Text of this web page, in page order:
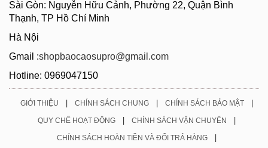
Sài Gòn: Nguyễn Hữu Cảnh, Phường 22, Quận Bình
Thạnh, TP Hồ Chí Minh
Hà Nội
Gmail :shopbaocaosupro@gmail.com
Hotline: 0969047150
GIỚI THIỆU | CHÍNH SÁCH CHUNG | CHÍNH SÁCH BẢO MẬT |
QUY CHẾ HOẠT ĐỘNG | CHÍNH SÁCH VẬN CHUYỂN |
CHÍNH SÁCH HOÀN TIỀN VÀ ĐỔI TRẢ HÀNG |